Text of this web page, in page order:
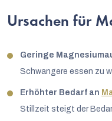
Ursachen für
Geringe
Schwangere essen zu
Erhöhter Bedarf an
Stillzeit steigt der